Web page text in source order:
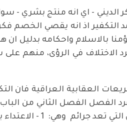
الديني - اي انه منتج بشري -
التكفير اذ انه يقصي الخصم
بالاسلام واحكامه بدليل
الاختلاف في الرؤى، منهم
العقابية العراقية فان
الفصل الفصل الثاني من